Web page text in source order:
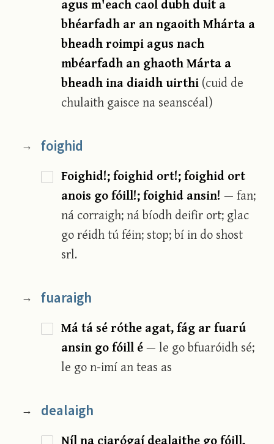
agus m'each caol dubh duit a
bhéarfadh ar an ngaoith Mhárta a
bheadh roimpi agus nach
mbéarfadh an ghaoth Márta a
bheadh ina diaidh uirthi(cuid de
chulaith gaisce na seanscéal)
→ foighid
Foighid!; foighid ort!; foighid ort
anois go fóill!; foighid ansin!— fan;
ná corraigh; ná bíodh deifir ort; glac
go réidh tú féin; stop; bí in do shost
srl.
→ fuaraigh
Má tá sé róthe agat, fág ar fuarú
ansin go fóill é— le go bfuaróidh sé;
le go n-imí an teas as
→ dealaigh